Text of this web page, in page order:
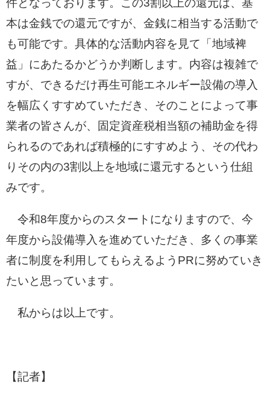
本は金銭での還元ですが、金銭に相当する活動で
も可能です。具体的な活動内容を見て「地域裨
益」にあたるかどうか判断します。内容は複雑で
すが、できるだけ再生可能エネルギー設備の導入
を幅広くすすめていただき、そのことによって事
業者の皆さんが、固定資産税相当額の補助金を得
られるのであれば積極的にすすめよう、その代わ
りその内の3割以上を地域に還元するという仕組
みです。
令和8年度からのスタートになりますので、今
年度から設備導入を進めていただき、多くの事業
者に制度を利用してもらえるようPRに努めていき
たいと思っています。
私からは以上です。
【記者】